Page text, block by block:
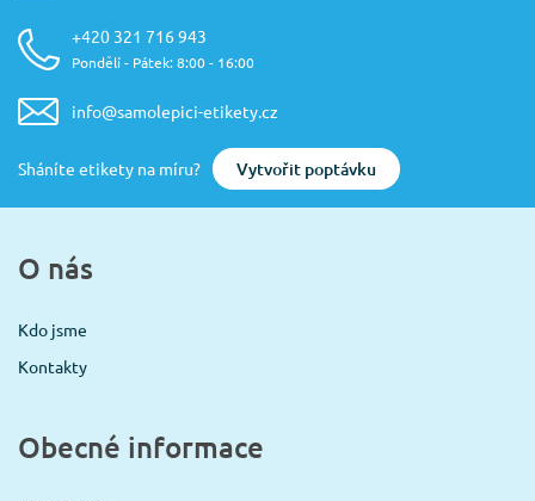
+420 321 716 943
Pondělí - Pátek: 8:00 - 16:00
info@samolepici-etikety.cz
Sháníte etikety na míru? Vytvořit poptávku
O nás
Kdo jsme
Kontakty
Obecné informace